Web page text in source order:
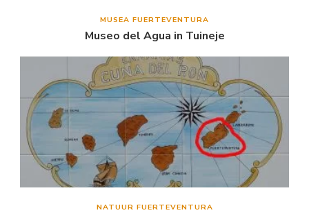
MUSEA FUERTEVENTURA
Museo del Agua in Tuineje
NATUUR FUERTEVENTURA